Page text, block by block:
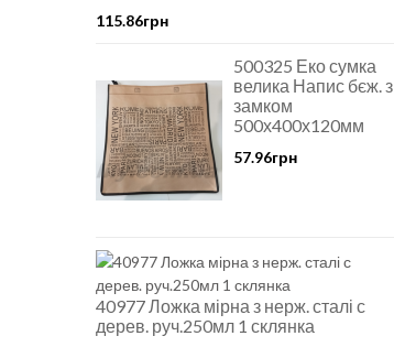
115.86грн
500325 Еко сумка
велика Напис бєж. з
замком
500х400х120мм
57.96грн
40977 Ложка мірна з нерж. сталі с
дерев. руч.250мл 1 склянка